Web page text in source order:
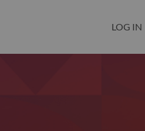
LOG IN